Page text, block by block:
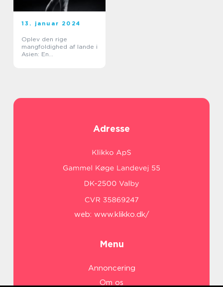
13. januar 2024
Oplev den rige
mangfoldighed af lande i
Asien: En
Adresse
web: www.klikko.dk/
Menu
Annoncering
Om os